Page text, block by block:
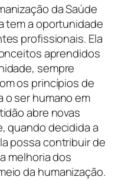
da Saúde
tem a oportunidade
profissionais. Ela
aprendidos
sempre
os princípios de
o ser humano em
abre novas
quando decidida a
possa contribuir de
melhoria dos
da humanização.